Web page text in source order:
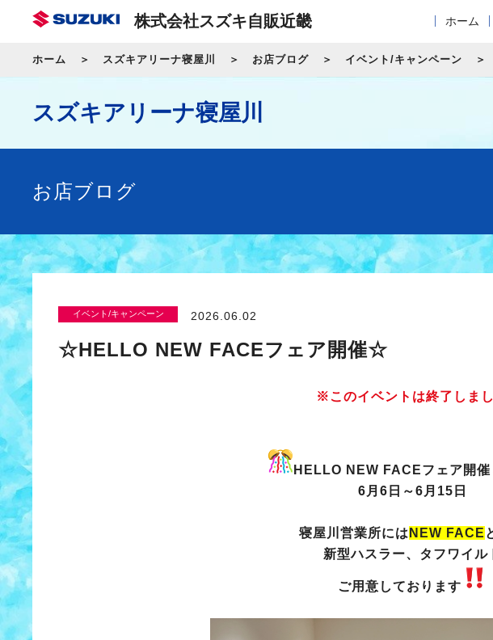
株式会社スズキ自販近畿 ホーム
ホーム スズキアリーナ寝屋川 お店ブログ イベント/キャンペーン
スズキアリーナ寝屋川
お店ブログ
イベント/キャンペーン 2026.06.02
☆HELLO NEW FACEフェア開催☆
※このイベントは終了しま
HELLO NEW FACEフェア開催
6月6日～6月15日
寝屋川営業所には NEW FACE
新型ハスラー、タフワイル
ご用意しております